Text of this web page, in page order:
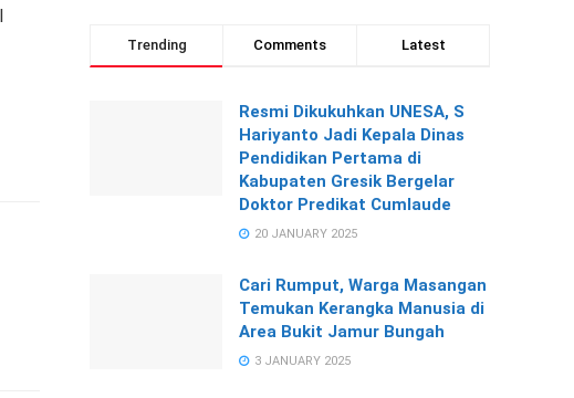
Trending Comments Latest
Resmi Dikukuhkan UNESA, S
Hariyanto Jadi Kepala Dinas
Pendidikan Pertama di
Kabupaten Gresik Bergelar
Doktor Predikat Cumlaude
20 JANUARY 2025
Cari Rumput, Warga Masangan
Temukan Kerangka Manusia di
Area Bukit Jamur Bungah
3 JANUARY 2025